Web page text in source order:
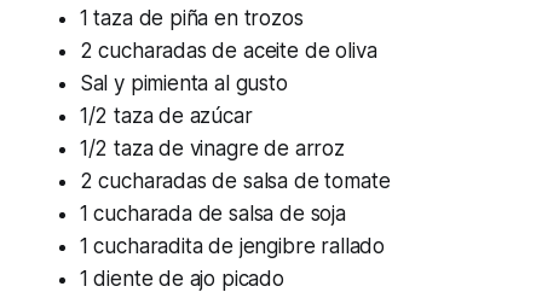
1 taza de piña en trozos
2 cucharadas de aceite de oliva
Sal y pimienta al gusto
1/2 taza de azúcar
1/2 taza de vinagre de arroz
2 cucharadas de salsa de tomate
1 cucharada de salsa de soja
1 cucharadita de jengibre rallado
1 diente de ajo picado